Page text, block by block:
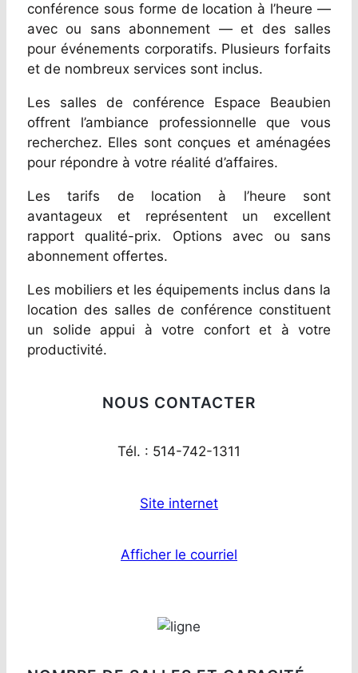
conférence sous forme de location à l’heure —
avec ou sans abonnement — et des salles
pour événements corporatifs. Plusieurs forfaits
et de nombreux services sont inclus.
Les salles de conférence Espace Beaubien
offrent l’ambiance professionnelle que vous
recherchez. Elles sont conçues et aménagées
pour répondre à votre réalité d’affaires.
Les tarifs de location à l’heure sont
avantageux et représentent un excellent
rapport qualité-prix. Options avec ou sans
abonnement offertes.
Les mobiliers et les équipements inclus dans la
location des salles de conférence constituent
un solide appui à votre confort et à votre
productivité.
NOUS CONTACTER
Tél. : 514-742-1311
Site internet
Afficher le courriel